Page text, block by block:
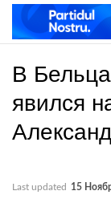
В
явился
Last updated 15